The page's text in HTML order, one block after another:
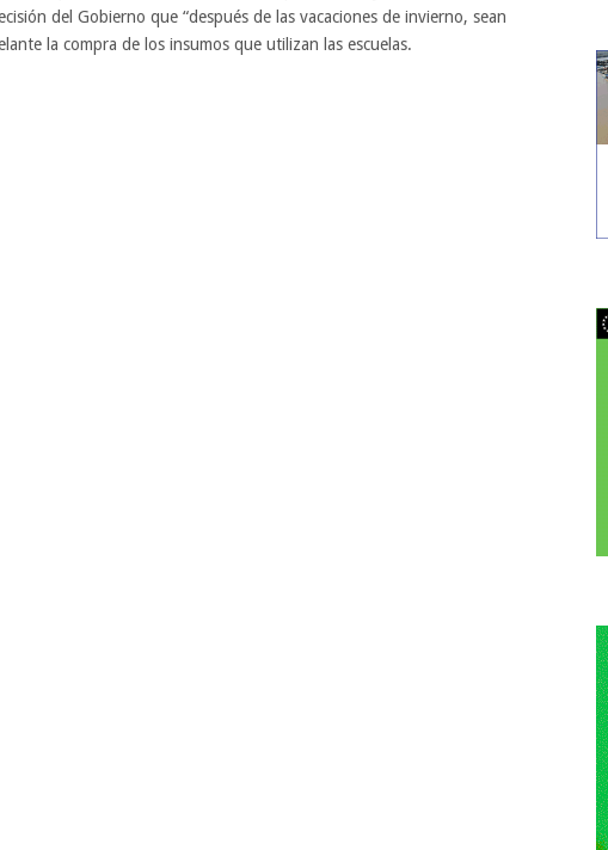
del Gobierno que “después de las vacaciones de invierno, sean
la compra de los insumos que utilizan las escuelas.